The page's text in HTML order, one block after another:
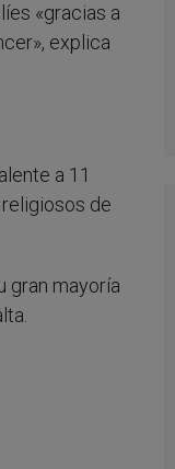
«gracias a
explica
a 11
de
gran mayoría